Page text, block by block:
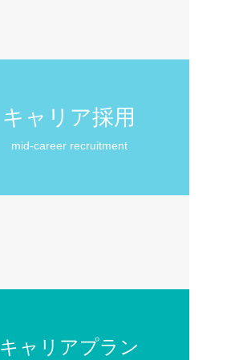
キャリア採用
mid-career recruitment
キャリアプラン